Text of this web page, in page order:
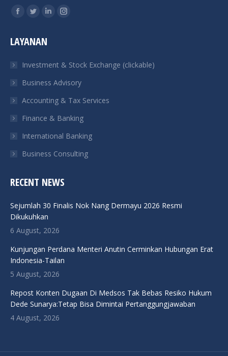
Find us on:
Facebook
opens
new
window
Twitter
opens
new
window
Linkedin
new
window
Instagram
new
window
LAYANAN
Investment & Stock Exchange (clickable)
Business Advisory
Accounting & Tax Services
Finance & Banking
International Banking
Business Consulting
RECENT NEWS
Sejumlah 30 Finalis Nok Nang Dermayu 2026 Resmi
Dikukuhkan
6 August, 2026
Kunjungan Perdana Menteri Anutin Cerminkan Hubungan Erat
Indonesia-Tailan
5 August, 2026
Repost Konten Dugaan Di Medsos Tak Bebas Resiko Hukum
Dede Sunarya:Tetap Bisa Dimintai Pertanggungjawaban
4 August, 2026